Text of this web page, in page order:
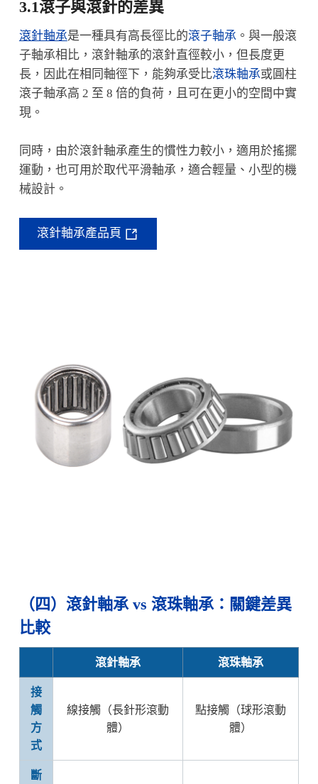
3.1滾子與滾針的差異
滾針軸承是一種具有高長徑比的滾子軸承 。與一般滾
子軸承相比，滾針軸承的滾針直徑較小，但長度更
長，因此在相同軸徑下，能夠承受比滾珠軸承或圓柱
滾子軸承高 2 至 8 倍的負荷，且可在更小的空間中實
現。
同時，由於滾針軸承產生的慣性力較小，適用於搖擺
運動，也可用於取代平滑軸承，適合輕量、小型的機
械設計。
滾針軸承產品頁
（四）滾針軸承 vs 滾珠軸承：關鍵差異
比較
滾針軸承 滾珠軸承
接
觸
方
式
線接觸（長針形滾動
體）
點接觸（球形滾動
體）
斷